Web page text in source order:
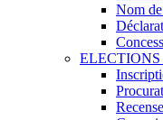
Nom